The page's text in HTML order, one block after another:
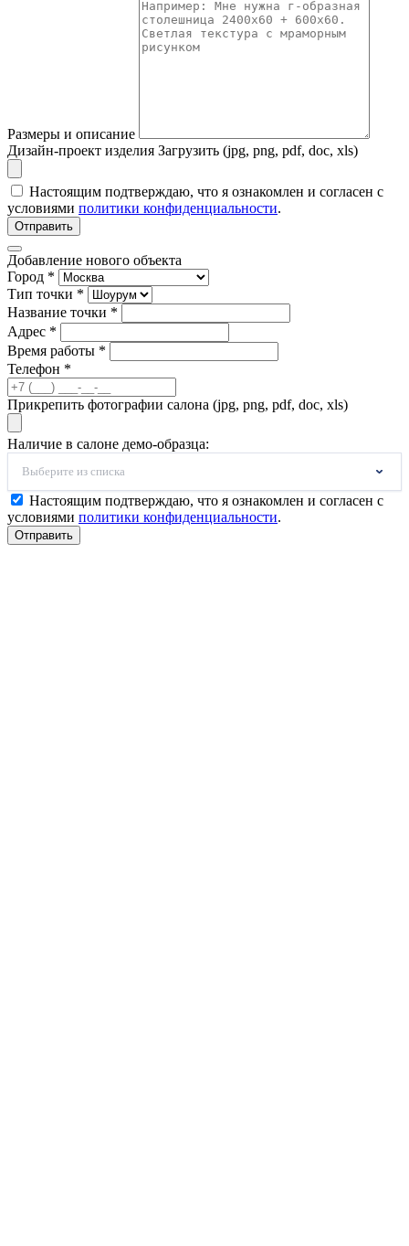
Размеры и описание
Дизайн-проект изделия Загрузить (jpg, png, pdf, doc, xls)
Настоящим подтверждаю, что я ознакомлен и согласен с
условиями политики конфиденциальности.
Отправить
Добавление нового объекта
Город *
Тип точки *
Название точки *
Адрес *
Время работы *
Телефон *
Прикрепить фотографии салона (jpg, png, pdf, doc, xls)
Наличие в салоне демо-образца:
Выберите из списка
Настоящим подтверждаю, что я ознакомлен и согласен с
условиями политики конфиденциальности.
Отправить